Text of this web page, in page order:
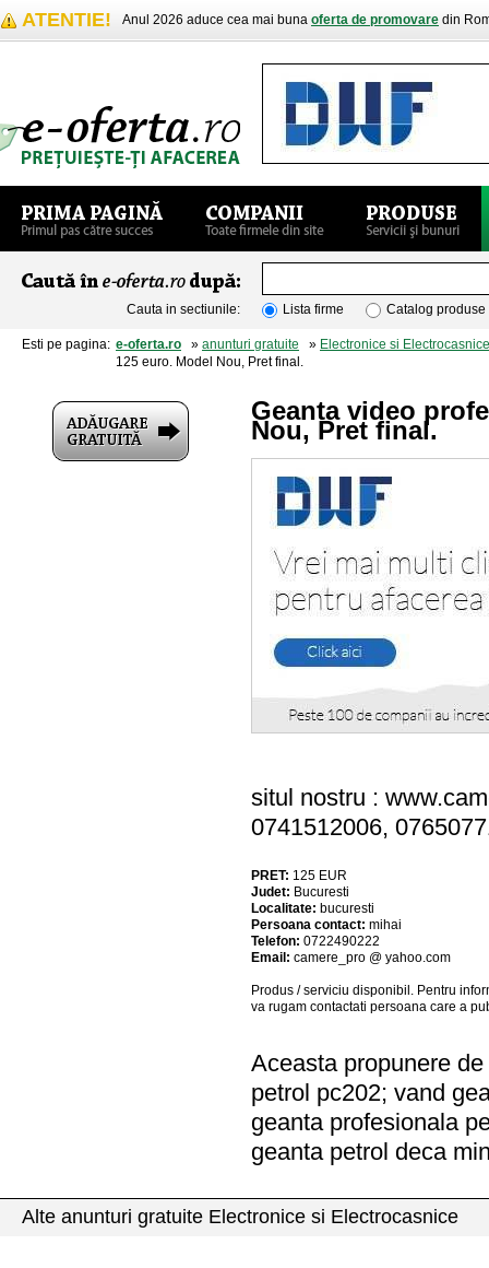
ATENTIE! Anul 2026 aduce cea mai buna oferta de promovare din
Cauta in sectiunile: Lista firme Catalog produse
Esti pe pagina: e-oferta.ro » anunturi gratuite » Electronice si Electrocasnice
125 euro. Model Nou, Pret final.
Geanta video
Nou, Pret final.
situl nostru :
0741512006,
PRET: 125 EUR
Judet: Bucuresti
Localitate: bucuresti
Persoana contact: mihai
Telefon: 0722490222
Email: camere_pro @ yahoo.com
Produs / serviciu disponibil . Pentru
va rugam contactati persoana care a
Aceasta propunere
petrol pc202; vand
geanta profesionala
geanta petrol deca
Alte anunturi gratuite Electronice si Electrocasnice